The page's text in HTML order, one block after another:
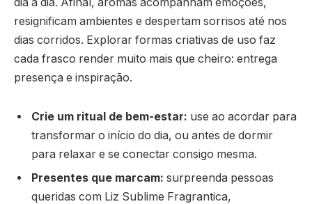
resignificam ambientes e despertam sorrisos até nos
dias corridos. Explorar formas criativas de uso faz
cada frasco render muito mais que cheiro: entrega
presença e inspiração.
Crie um ritual de bem-estar: use ao acordar para
transformar o início do dia, ou antes de dormir
para relaxar e se conectar consigo mesma.
Presentes que marcam: surpreenda pessoas
queridas com Liz Sublime Fragrantica,